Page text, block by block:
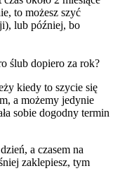
to możesz szyć
lub później, bo
ślub dopiero za rok?
kiedy to szycie się
a możemy jedynie
sobie dogodny termin
a czasem na
zaklepiesz, tym